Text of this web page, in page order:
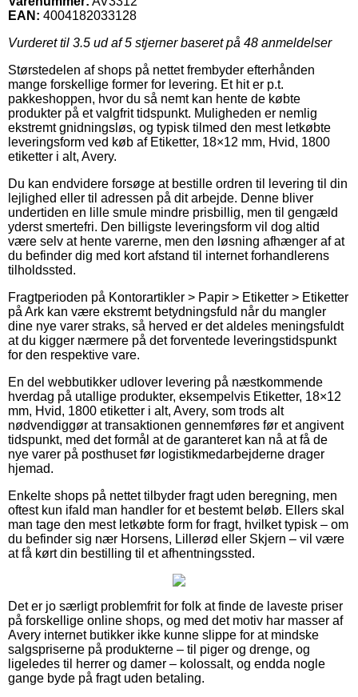
EAN: 4004182033128
Vurderet til 3.5 ud af 5 stjerner baseret på 48 anmeldelser
Størstedelen af shops på nettet frembyder efterhånden
mange forskellige former for levering. Et hit er p.t.
pakkeshoppen, hvor du så nemt kan hente de købte
produkter på et valgfrit tidspunkt. Muligheden er nemlig
ekstremt gnidningsløs, og typisk tilmed den mest letkøbte
leveringsform ved køb af Etiketter, 18×12 mm, Hvid, 1800
etiketter i alt, Avery.
Du kan endvidere forsøge at bestille ordren til levering til din
lejlighed eller til adressen på dit arbejde. Denne bliver
undertiden en lille smule mindre prisbillig, men til gengæld
yderst smertefri. Den billigste leveringsform vil dog altid
være selv at hente varerne, men den løsning afhænger af at
du befinder dig med kort afstand til internet forhandlerens
tilholdssted.
Fragtperioden på Kontorartikler > Papir > Etiketter > Etiketter
på Ark kan være ekstremt betydningsfuld når du mangler
dine nye varer straks, så herved er det aldeles meningsfuldt
at du kigger nærmere på det forventede leveringstidspunkt
for den respektive vare.
En del webbutikker udlover levering på næstkommende
hverdag på utallige produkter, eksempelvis Etiketter, 18×12
mm, Hvid, 1800 etiketter i alt, Avery, som trods alt
nødvendiggør at transaktionen gennemføres før et angivent
tidspunkt, med det formål at de garanteret kan nå at få de
nye varer på posthuset før logistikmedarbejderne drager
hjemad.
Enkelte shops på nettet tilbyder fragt uden beregning, men
oftest kun ifald man handler for et bestemt beløb. Ellers skal
man tage den mest letkøbte form for fragt, hvilket typisk – om
du befinder sig nær Horsens, Lillerød eller Skjern – vil være
at få kørt din bestilling til et afhentningssted.
Det er jo særligt problemfrit for folk at finde de laveste priser
på forskellige online shops, og med det motiv har masser af
Avery internet butikker ikke kunne slippe for at mindske
salgspriserne på produkterne – til piger og drenge, og
ligeledes til herrer og damer – kolossalt, og endda nogle
gange byde på fragt uden betaling.